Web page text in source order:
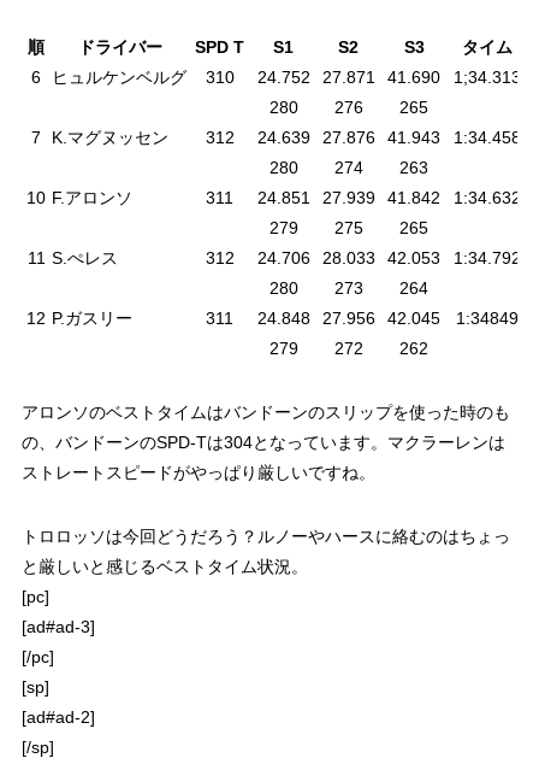
順 ドライバー SPD T S1 S2 S3 タイム
6
ヒュルケンベルグ 310 24.752 27.871 41.690
1;34.313
280
276
265
7
K.マグヌッセン 312 24.639 27.876 41.943
1:34.458
280
274
263
10 F.アロンソ 311 24.851 27.939 41.842
1:34.632
279
275
265
11 S.ぺレス 312 24.706 28.033 42.053
1:34.792
280
273
264
12 P.ガスリー 311 24.848 27.956 42.045
1:34849
279
272 262
アロンソのベストタイムはバンドーンのスリップを使った時のも
の、バンドーンのSPD-Tは304となっています。マクラーレンは
ストレートスピードがやっぱり厳しいですね。
トロロッソは今回どうだろう？ルノーやハースに絡むのはちょっ
と厳しいと感じるベストタイム状況。
[pc]
[ad#ad-3]
[/pc]
[sp]
[ad#ad-2]
[/sp]